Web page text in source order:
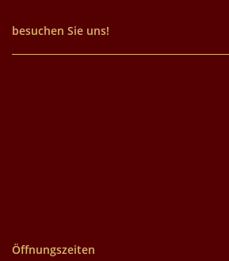
besuchen Sie uns!
Öffnungszeiten